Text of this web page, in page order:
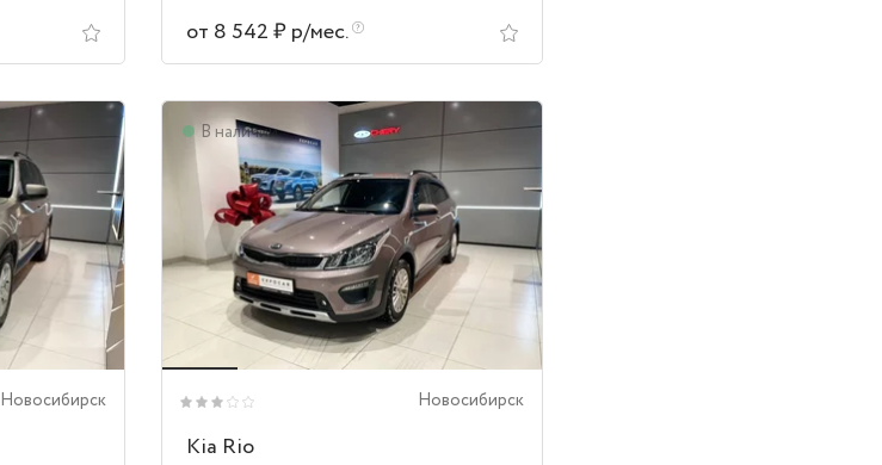
от 8 542 ₽ р/мес.
Новосибирск
В наличии
Новосибирск
Kia Rio